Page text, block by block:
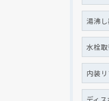
湯沸し
水栓
内装
ディ